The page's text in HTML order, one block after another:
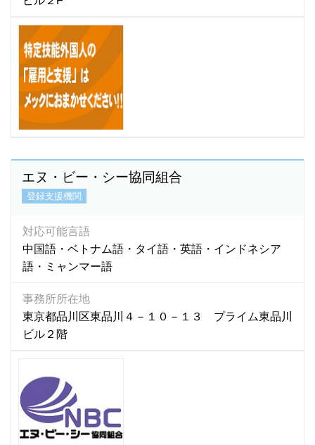
エヌ・ビー・シー協同組合
登録支援機関
対応可能言語
中国語・ベトナム語・タイ語・英語・インドネシア
語・ミャンマー語
事務所所在地
東京都品川区東品川４－１０－１３ プライム東品川
ビル２階